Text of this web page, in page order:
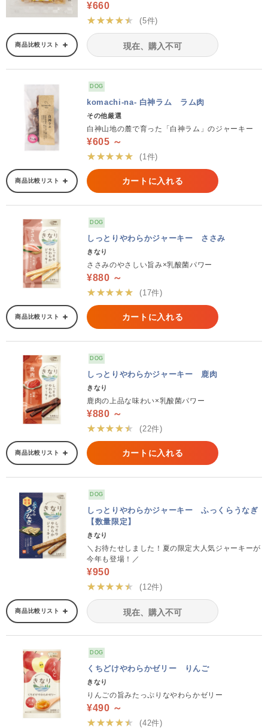
¥660
★★★★★
(5件)
商品比較リスト 現在、購入不可
DOG
komachi-na- 白神ラム ラム肉
その他厳選
白神山地の麓で育った「白神ラム」のジャーキー
¥605 ～
★★★★★
(1件)
商品比較リスト カートに入れる
DOG
しっとりやわらかジャーキー ささみ
きなり
ささみのやさしい旨み×乳酸菌パワー
¥880 ～
★★★★★
(17件)
商品比較リスト カートに入れる
DOG
しっとりやわらかジャーキー 鹿肉
きなり
鹿肉の上品な味わい×乳酸菌パワー
¥880 ～
★★★★★
(22件)
商品比較リスト カートに入れる
DOG
しっとりやわらかジャーキー ふっくらうなぎ
【数量限定】
きなり
＼お待たせしました！夏の限定大人気ジャーキーが
今年も登場！／
¥950
★★★★★
(12件)
商品比較リスト 現在、購入不可
DOG
くちどけやわらかゼリー りんご
きなり
りんごの旨みたっぷりなやわらかゼリー
¥490 ～
★★★★★
(42件)